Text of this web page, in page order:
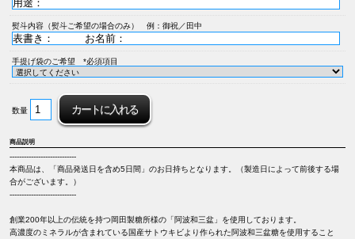
熨斗内容（熨斗ご希望の場合のみ） 例：御祝／田中
手提げ袋のご希望 *必須項目
数量
商品説明
----------------------------
本商品は、「商品発送日を含め5日間」のお日持ちとなります。（製造日によって前後する場
合がございます。）
----------------------------
創業200年以上の伝統を持つ岡田製糖所様の「阿波和三盆」を使用しております。
高濃度のミネラルが含まれている国産サトウキビより作られた阿波和三盆糖を使用すること